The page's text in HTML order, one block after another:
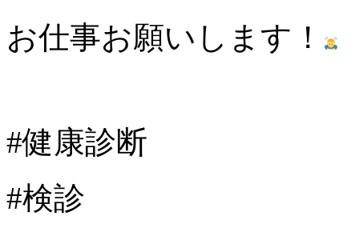
お仕事お願いします！
#健康診断
#検診